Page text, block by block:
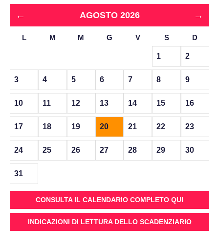
← AGOSTO 2026 →
L M M G V S D
1 2
3 4 5 6 7 8 9
10 11 12 13 14 15 16
17 18 19 20 21 22 23
24 25 26 27 28 29 30
31
CONSULTA IL CALENDARIO COMPLETO QUI
INDICAZIONI DI LETTURA DELLO SCADENZIARIO